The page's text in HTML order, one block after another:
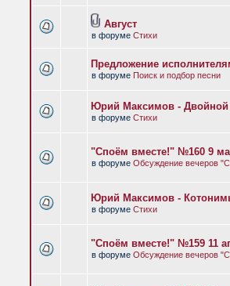
Август
в форуме Стихи
Предложение
в форуме Поиск и подбор песни
Юрий Максимов -
в форуме Стихи
"Споём вместе!" №160 9
в форуме Обсуждение вечеров
Юрий Максимов -
в форуме Стихи
"Споём вместе!" №159 11
в форуме Обсуждение вечеров